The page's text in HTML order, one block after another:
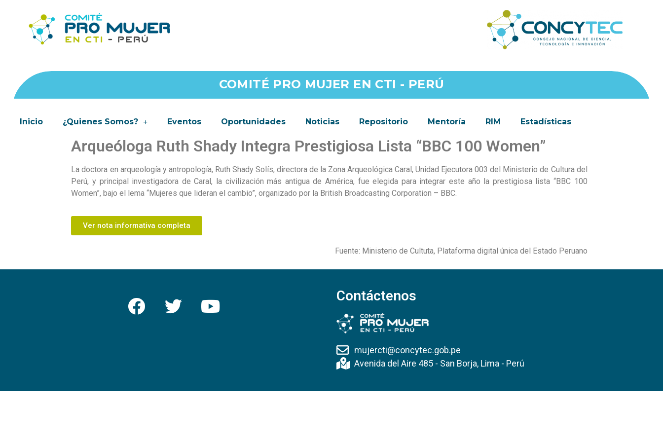
COMITÉ PRO MUJER EN CTI - PERÚ
Inicio ¿Quienes Somos? Eventos Oportunidades Noticias Repositorio Mentoría RIM Estadísticas
Arqueóloga Ruth Shady Integra Prestigiosa Lista “BBC 100 Women”
La doctora en arqueología y antropología, Ruth Shady Solís, directora de la Zona Arqueológica Caral, Unidad Ejecutora 003 del Ministerio de Cultura del
Perú, y principal investigadora de Caral, la civilización más antigua de América, fue elegida para integrar este año la prestigiosa lista “BBC 100
Women”, bajo el lema “Mujeres que lideran el cambio”, organizado por la British Broadcasting Corporation – BBC.
Ver nota informativa completa
Fuente: Ministerio de Cultuta, Plataforma digital única del Estado Peruano
Contáctenos
mujercti@concytec.gob.pe
Avenida del Aire 485 - San Borja, Lima - Perú